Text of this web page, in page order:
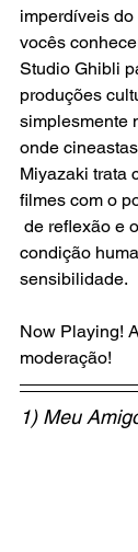
imperdíveis
vocês
Studio Ghibli
produções
simplesmente
onde
Miyazaki trata
filmes com o
condição
sensibilidade.
Now Playing!
moderação!
1) Meu